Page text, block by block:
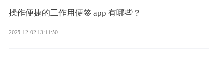
操作便捷的工作用便签 app 有哪些？
2025-12-02 13:11:50